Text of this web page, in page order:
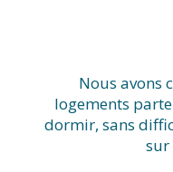
Nous avons
logements
dormir, sans
sur